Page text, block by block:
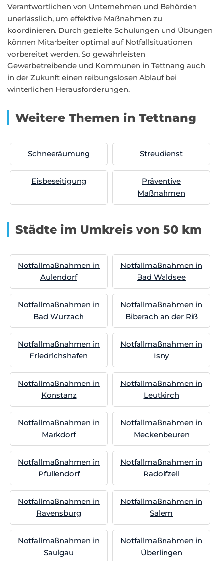
Verantwortlichen von Unternehmen und Behörden
unerlässlich, um effektive Maßnahmen zu
koordinieren. Durch gezielte Schulungen und Übungen
können Mitarbeiter optimal auf Notfallsituationen
vorbereitet werden. So gewährleisten
Gewerbetreibende und Kommunen in Tettnang auch
in der Zukunft einen reibungslosen Ablauf bei
winterlichen Herausforderungen.
Weitere Themen in Tettnang
Schneeräumung Streudienst
Eisbeseitigung
Präventive
Maßnahmen
Städte im Umkreis von 50 km
Notfallmaßnahmen in
Aulendorf
Notfallmaßnahmen in
Bad Waldsee
Notfallmaßnahmen in
Bad Wurzach
Notfallmaßnahmen in
Biberach an der Riß
Notfallmaßnahmen in
Friedrichshafen
Notfallmaßnahmen in
Isny
Notfallmaßnahmen in
Konstanz
Notfallmaßnahmen in
Leutkirch
Notfallmaßnahmen in
Markdorf
Notfallmaßnahmen in
Meckenbeuren
Notfallmaßnahmen in
Pfullendorf
Notfallmaßnahmen in
Radolfzell
Notfallmaßnahmen in
Ravensburg
Notfallmaßnahmen in
Salem
Notfallmaßnahmen in
Saulgau
Notfallmaßnahmen in
Überlingen